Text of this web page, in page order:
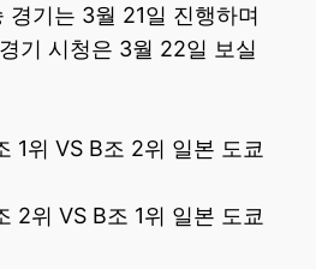
경기는 3월 21일 진행하며
기 시청은 3월 22일 보실
1위 VS B조 2위 일본 도쿄
2위 VS B조 1위 일본 도쿄